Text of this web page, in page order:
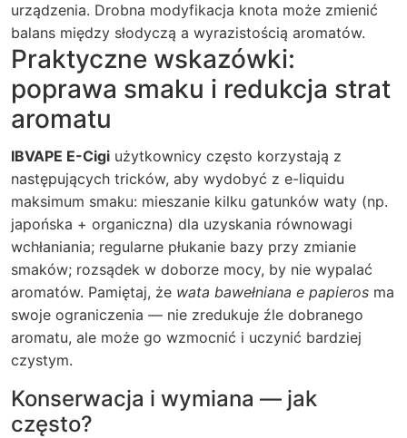
urządzenia. Drobna modyfikacja knota może zmienić
balans między słodyczą a wyrazistością aromatów.
Praktyczne wskazówki:
poprawa smaku i redukcja strat
aromatu
IBVAPE E-Cigi użytkownicy często korzystają z
następujących tricków, aby wydobyć z e-liquidu
maksimum smaku: mieszanie kilku gatunków waty (np.
japońska + organiczna) dla uzyskania równowagi
wchłaniania; regularne płukanie bazy przy zmianie
smaków; rozsądek w doborze mocy, by nie wypalać
aromatów. Pamiętaj, że wata bawełniana e papieros ma
swoje ograniczenia — nie zredukuje źle dobranego
aromatu, ale może go wzmocnić i uczynić bardziej
czystym.
Konserwacja i wymiana — jak
często?